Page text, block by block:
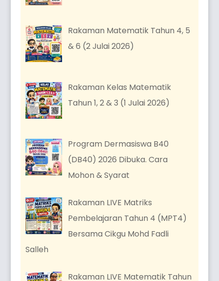
Rakaman Matematik Tahun 4, 5
& 6 (2 Julai 2026)
Rakaman Kelas Matematik
Tahun 1, 2 & 3 (1 Julai 2026)
Program Dermasiswa B40
(DB40) 2026 Dibuka. Cara
Mohon & Syarat
Rakaman LIVE Matriks
Pembelajaran Tahun 4 (MPT4)
Bersama Cikgu Mohd Fadli
Salleh
Rakaman LIVE Matematik Tahun